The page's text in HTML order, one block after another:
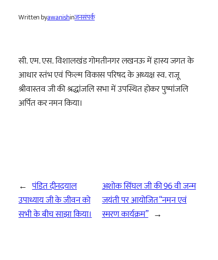
Written byawanishinजनसंपर्क
सी. एम. एस. विशालखंड गोमतीनगर लखनऊ में हास्य जगत के
आधार स्तंभ एवं फिल्म विकास परिषद के अध्यक्ष स्व. राजू
श्रीवास्तव जी की श्रद्धांजलि सभा में उपस्थित होकर पुष्पांजलि
अर्पित कर नमन किया।
← पंडित दीनदयाल
उपाध्याय जी के जीवन को
सभी के बीच साझा किया।
अशोक सिंघल जी की 96 वी जन्म
जयंती पर आयोजित “नमन एवं
स्मरण कार्यक्रम” →